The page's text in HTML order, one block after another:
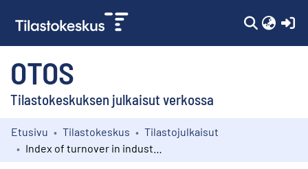
OTOS
Tilastokeskuksen julkaisut verkossa
Kokoelmat
Etusivu Tilastokeskus
Tilastojulkaisut